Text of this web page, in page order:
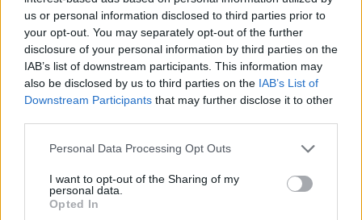
us or personal information disclosed to third parties prior to
your opt-out. You may separately opt-out of the further
disclosure of your personal information by third parties on the
IAB’s list of downstream participants. This information may
also be disclosed by us to third parties on the IAB’s List of
Downstream Participants that may further disclose it to other
Please note that this website/app uses one or more Google
not limited to your visit or usage behaviour. You may click to
grant or deny consent to Google and its third-party tags to
use your data for below specified purposes in below Google
Personal Data Processing Opt Outs
I want to opt-out of the Sharing of my
personal data.
Opted In
2023. augusztus 31. 14:26
Kiderült, miért radioaktívak az európai vaddisznók